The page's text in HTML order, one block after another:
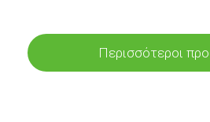
Περισσότεροι